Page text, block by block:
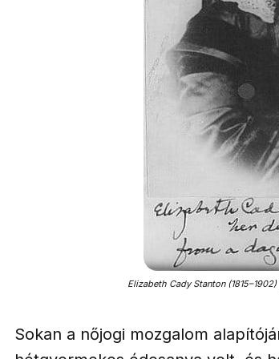
Elizabeth Cady Stanton (1815–1902)
Sokan a nőjogi mozgalom